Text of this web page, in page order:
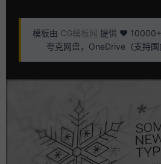
模板由 CG模板网 提供 ❤️ 10000+
夸克网盘，OneDrive（支持